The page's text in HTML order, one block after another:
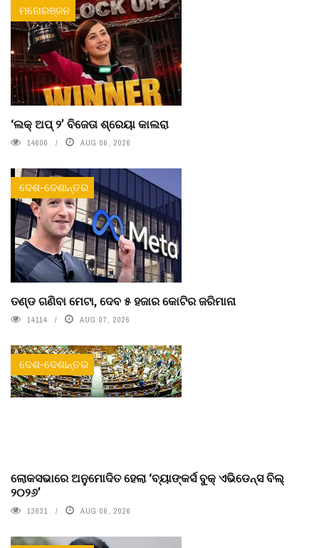
ମନୋରଞ୍ଜନ
‘ଲକ୍ ଅପ୍ ୨’ ବିଜେତା ଶ୍ରେୟା କାଲରା
14600 AUG 06, 2026
ଦେଶ-ଦେଶାନ୍ତର
ତଣ୍ଡ ଗଣିବା ମେଟା, ଦେବ ୫ ହଜାର କୋଟିର ଜରିମାନା
14114 AUG 07, 2026
ଦେଶ-ଦେଶାନ୍ତର
ଲୋକସଭାରେ ଅନୁମୋଦିତ ହେଲା ‘ବ୍ୟାଙ୍କର୍ସ ବୁକ୍ ଏଭିଡେନ୍ସ ବିଲ୍
୨୦୨୬’
13631 AUG 06, 2026